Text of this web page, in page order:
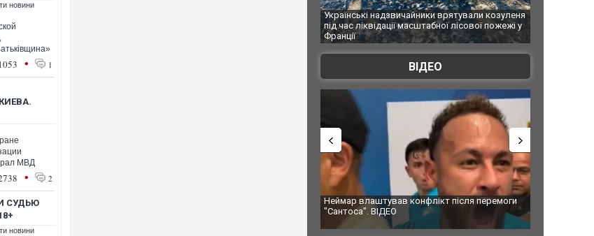
новини
• 1
МВД
• 2
СУДЬЮ
новини
Українські надзвичайники врятували козуленя
під час ліквідації масштабної лісової пожежі у
СБУ за сприяння
Болгарії затримала
ФОТО
ВІДЕО
Неймар влаштував конфлікт після перемоги
"Сантоса". ВІДЕО
Мудрик провів перший
допінгової